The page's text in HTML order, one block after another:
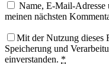
Name, E-Mail-Adresse
meinen nächsten
Mit der Nutzung dieses
Speicherung und
einverstanden. *